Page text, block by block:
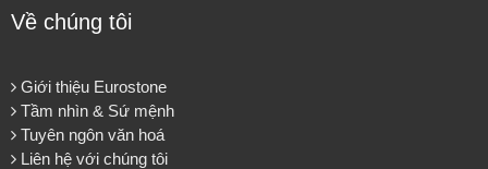
Về chúng tôi
Giới thiệu Eurostone
Tầm nhìn & Sứ mệnh
Tuyên ngôn văn hoá
Liên hệ với chúng tôi